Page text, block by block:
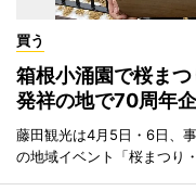
買う
箱根小涌園で桜ま
発祥の地で70周年
藤田観光は4月5日・6日、
の地域イベント「桜まつり